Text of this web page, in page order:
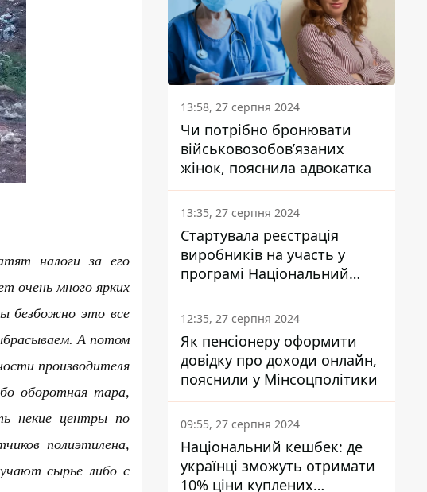
налоги за его
очень много ярких
безбожно это все
А потом
производителя
оборотная тара,
некие центры по
полиэтилена,
сырье либо с
13:58, 27 серпня 2024
Чи потрібно бронювати
військовозобов’язаних
жінок, пояснила адвокатка
13:35, 27 серпня 2024
Стартувала реєстрація
виробників на участь у
програмі Національний
кешбек: як це зробити
через портал Дія
12:35, 27 серпня 2024
Як пенсіонеру оформити
довідку про доходи онлайн,
пояснили у Мінсоцполітики
09:55, 27 серпня 2024
Національний кешбек: де
українці зможуть отримати
10% ціни куплених